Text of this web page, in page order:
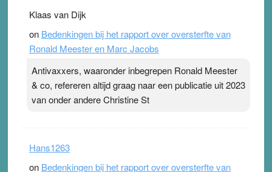
Klaas van Dijk
on Bedenkingen bij het rapport over oversterfte van
Ronald Meester en Marc Jacobs
Antivaxxers, waaronder inbegrepen Ronald Meester
& co, refereren altijd graag naar een publicatie uit 2023
van onder andere Christine St
Hans1263
on Bedenkingen bij het rapport over oversterfte van